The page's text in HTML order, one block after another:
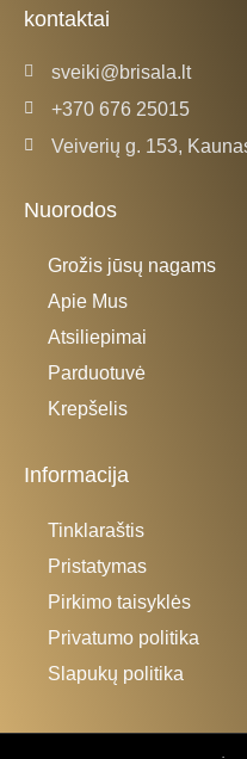
-
f
m
kontaktai
sveiki@brisala.lt
+370 676 25015
Veiverių g. 153,
Nuorodos
Grožis jūsų nagams
Apie Mus
Atsiliepimai
Parduotuvė
Krepšelis
Informacija
Tinklaraštis
Pristatymas
Pirkimo taisyklės
Privatumo politika
Slapukų politika